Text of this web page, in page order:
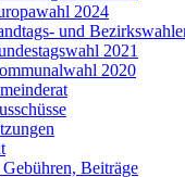
2024
und
2021
2020
Gebühren, Beiträge